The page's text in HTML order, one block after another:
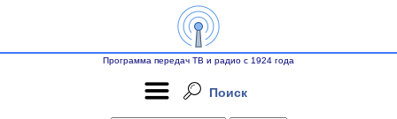
Программа передач ТВ и радио с 1924 года
Поиск